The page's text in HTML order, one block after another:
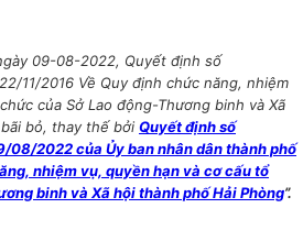
09-08-2022, Quyết định số
11/2016 Về Quy định chức năng, nhiệm
của Sở Lao động-Thương binh và Xã
bỏ, thay thế bởi Quyết định số
08/2022 của Ủy ban nhân dân thành phố
nhiệm vụ, quyền hạn và cơ cấu tổ
binh và Xã hội thành phố Hải Phòng”.